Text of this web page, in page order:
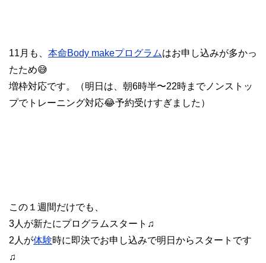
11月も、 本命Body makeプログラムはお申し込みが多かっ
たため😅
増枠対応です。（明日は、朝6時半〜22時までノンストッ
プでトレーニング対応😂予約受けすぎました）
この１週間だけでも、
3人が新たにプログラムスタート♫
2人が体験時に即決でお申し込みで明日からスタートです
♫